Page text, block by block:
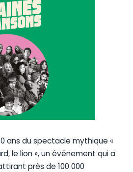
ans du spectacle mythique «
le lion », un événement qui a
près de 100 000